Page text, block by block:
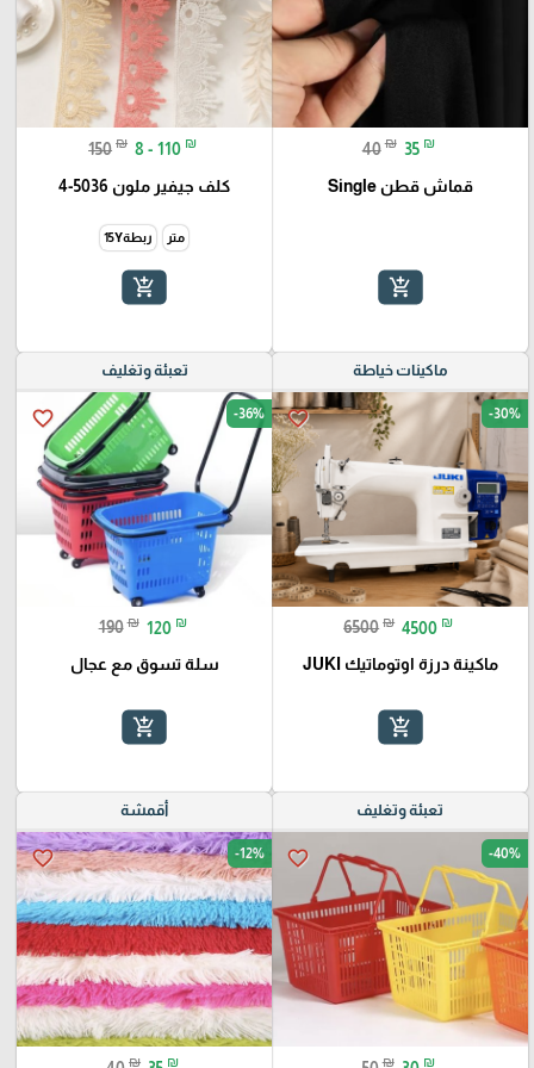
40 ₪ 35 ₪
قماش قطن Single
add_shopping_cart
150 ₪ 8 - 110 ₪
كلف جيفير ملون 5036-4
متر ربطة15Y
add_shopping_cart
ماكينات خياطة
favorite_border -30%
6500 ₪ 4500 ₪
ماكينة درزة اوتوماتيك JUKI
add_shopping_cart
تعبئة وتغليف
favorite_border -36%
190 ₪ 120 ₪
سلة تسوق مع عجال
add_shopping_cart
تعبئة وتغليف
favorite_border -40%
₪ ₪
أقمشة
favorite_border -12%
₪ ₪